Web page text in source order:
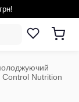
Nutrition